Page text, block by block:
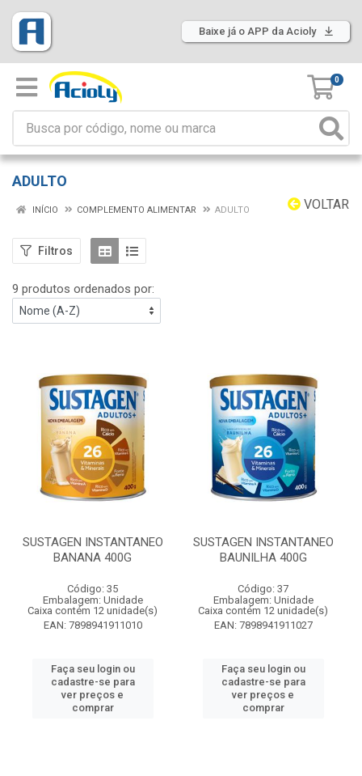
Baixe já o APP da Acioly
0
ADULTO
VOLTAR
INÍCIO COMPLEMENTO ALIMENTAR ADULTO
Filtros
9 produtos ordenados por:
SUSTAGEN INSTANTANEO
BANANA 400G
Código: 35
Embalagem: Unidade
Caixa contém 12 unidade(s)
EAN: 7898941911010
Faça seu login ou
cadastre-se para
ver preços e
comprar
SUSTAGEN INSTANTANEO
BAUNILHA 400G
Código: 37
Embalagem: Unidade
Caixa contém 12 unidade(s)
EAN: 7898941911027
Faça seu login ou
cadastre-se para
ver preços e
comprar